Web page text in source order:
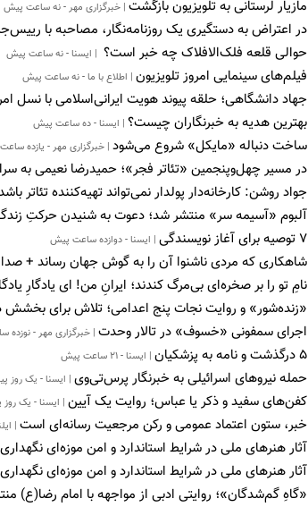
مازیار لرستانی به تلویزیون بازگشت | خبرگزاری مهر - نه ساعت پیش
در اعتراض به دستگیری یک روزنامه‌نگار، مصاحبه با
حوالی قلعه فلک‌الافلاک چه خبر است؟ | ایسنا - نه ساعت پیش
فیلم‌های سینمایی امروز تلویزیون | اطلاع با ما - نه ساعت پیش
جهاد دانشگاهی؛ حلقه پیوند هویت ایرانی‌اسلامی با نسل
بهترین هدیه به خبرنگاران چیست؟ | ایسنا - ده ساعت پیش
ساخت دنباله «مایکل» شروع می‌شود | خبرگزاری مهر - یازده
در مسیر چهل‌وپنجمین «تئاتر فجر»؛ حمیدرضا نعیمی به
جواد روشن: کارخانه‌دار پولدار نمی‌تواند تهیه‌کننده تئاتر باشد/زیاندهی ۹۰
آلبوم «آسیمه سر» منتشر شد؛ دعوت به شنیدن حرکتِ
۷ توصیه برای آغاز نویسندگی | ایسنا - دوازده ساعت پیش
شاهکاری که مردی ناشنوا آن را به گوش جهان رساند + صدا
نامِ تو را بر صخره‌ای بی‌مرگ کندند؛ ایرانِ من! ای یادگارِ
«زنده‌شور» و روایت نجات پنج اعدامی؛ تلاش برای
اجرای سمفونی «خسوف» در تالار وحدت | خبرگزاری مهر -
۵ درگذشت و نامه‌ به پزشکیان | ایسنا - ۲۱ ساعت پیش
حمله نیروهای اسرائیلی به خبرنگار پرس‌تی‌وی | ایسنا - یک روز
کفن‌های سفید و ذکر یا عباس؛ روایت یک آیین | ایسنا - یک
خبر، ستون اعتماد عمومی و رکن مرجعیت رسانه‌ای است |
آثار هنرهای ملی در شرایط استاندارد و امن موزه‌ای
آثار هنرهای ملی در شرایط استاندارد و امن موزه‌ای
«گاهِ گم‌شدگان»؛ روایتی ادبی از مواجهه با امام رضا(ع)